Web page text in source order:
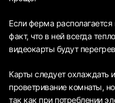
Если ферма
факт, что в ней всегда
видеокарты будут
Карты следует охлаждать
проветривание комнаты,
так как при потреблении